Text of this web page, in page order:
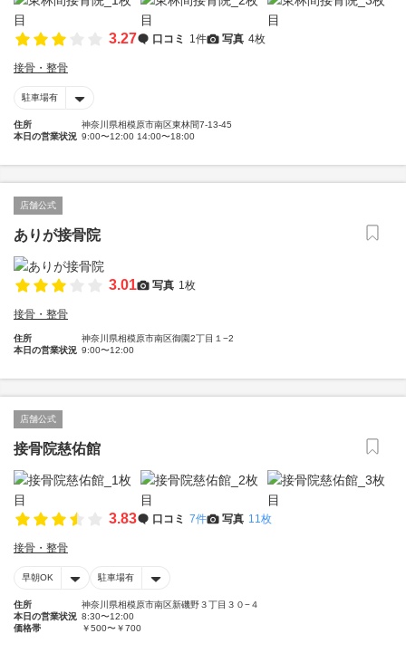
3.27 口コミ 1件 写真 4枚
接骨・整骨
駐車場有
住所
神奈川県相模原市南区東林間7-13-45
本日の営業状況 9:00〜12:00 14:00〜18:00
店舗公式
ありが接骨院
3.01 写真 1枚
接骨・整骨
住所
神奈川県相模原市南区御園2丁目１−2
本日の営業状況 9:00〜12:00
店舗公式
接骨院慈佑館
3.83 口コミ 7件 写真 11枚
接骨・整骨
早朝OK 駐車場有
住所
神奈川県相模原市南区新磯野３丁目３０−４
本日の営業状況 8:30〜12:00
価格帯
￥500〜￥700